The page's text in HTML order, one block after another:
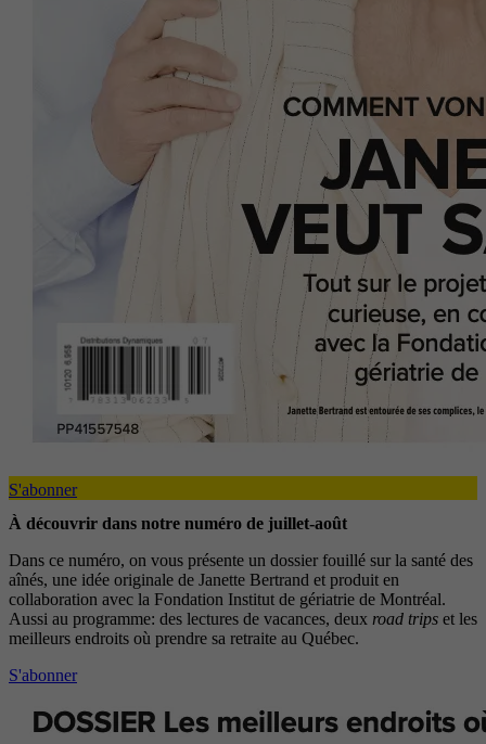
S'abonner
À découvrir dans notre numéro de juillet-août
Dans ce numéro, on vous présente un dossier fouillé sur la santé des
aînés, une idée originale de Janette Bertrand et produit en
collaboration avec la Fondation Institut de gériatrie de Montréal.
Aussi au programme: des lectures de vacances, deux road trips et les
meilleurs endroits où prendre sa retraite au Québec.
S'abonner